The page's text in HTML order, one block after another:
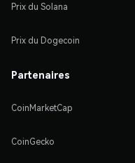
Prix du Solana
Prix du Dogecoin
Partenaires
CoinMarketCap
CoinGecko